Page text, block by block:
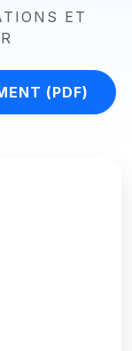
ET
(PDF)